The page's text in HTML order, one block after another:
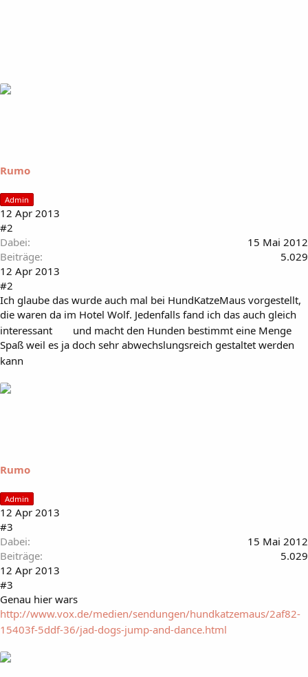
Rumo
Admin
12 Apr 2013
#2
Dabei
15 Mai 2012
Beiträge
5.029
12 Apr 2013
#2
Ich glaube das wurde auch mal bei HundKatzeMaus vorgestellt,
die waren da im Hotel Wolf. Jedenfalls fand ich das auch gleich
interessant
und macht den Hunden bestimmt eine Menge
Spaß weil es ja doch sehr abwechslungsreich gestaltet werden
kann
Rumo
Admin
12 Apr 2013
#3
Dabei
15 Mai 2012
Beiträge
5.029
12 Apr 2013
#3
Genau hier wars
http://www.vox.de/medien/sendungen/hundkatzemaus/2af82-
15403f-5ddf-36/jad-dogs-jump-and-dance.html